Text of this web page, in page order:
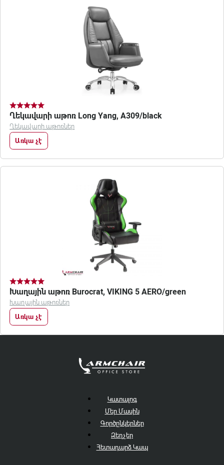
Ղեկավարի աթոռ Long Yang, A309/black
Ղեկավարի աթոռներ
Առկա չէ
Խաղային աթոռ Burocrat, VIKING 5 AERO/green
Խաղային աթոռներ
Առկա չէ
Կատալոգ
Մեր Մասին
Գործընկերներ
Զեղչեր
Հետադարձ Կապ